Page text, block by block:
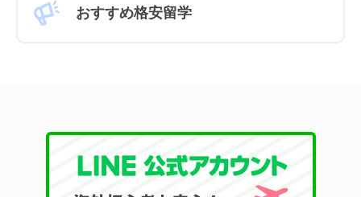
おすすめ格安留学